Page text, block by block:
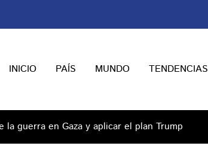
INICIO PAÍS MUNDO TENDENCIAS
guerra en Gaza y aplicar el plan Trump